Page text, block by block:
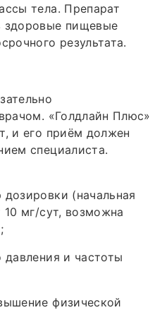
тела. Препарат
здоровые пищевые
результата.
«Голдлайн Плюс»
и его приём должен
специалиста.
(начальная
10 мг/сут, возможна
давления и частоты
физической